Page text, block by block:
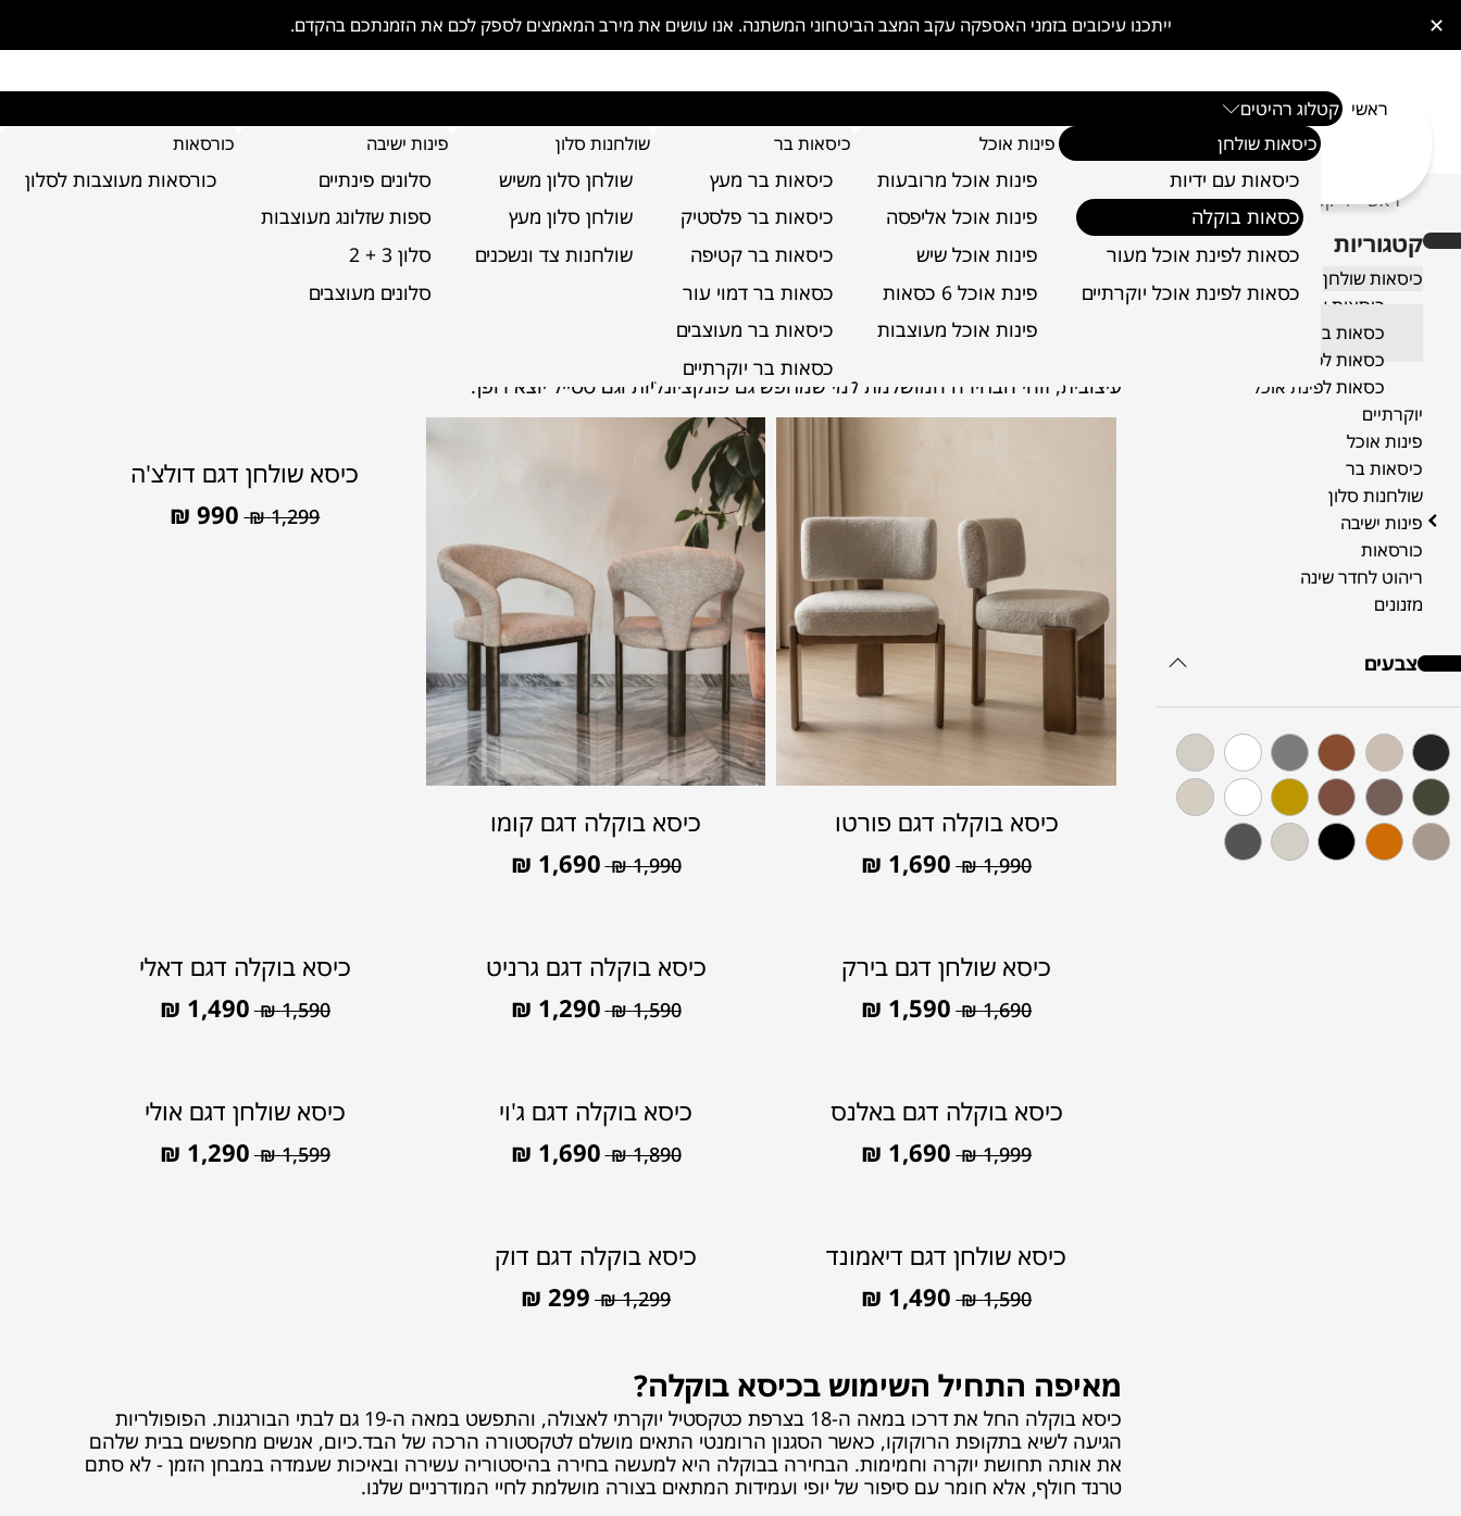
ייתכנו עיכובים בזמני האספקה עקב המצב הביטחוני המשתנה. אנו עושים את מירב המאמצים לספק לכם את הזמנתכם בהקדם. ✕
ראשי קטלוג רהיטים
כיסאות שולחן
כיסאות עם ידיות
כסאות בוקלה
כסאות לפינת אוכל מעור
כסאות לפינת אוכל יוקרתיים
פינות אוכל
פינות אוכל מרובעות
פינות אוכל אליפסה
פינות אוכל שיש
פינת אוכל 6 כסאות
פינות אוכל מעוצבות
כיסאות בר
כיסאות בר מעץ
כיסאות בר פלסטיק
כיסאות בר קטיפה
כסאות בר דמוי עור
כיסאות בר מעוצבים
כסאות בר יוקרתיים
שולחנות סלון
שולחן סלון משיש
שולחן סלון מעץ
שולחנות צד ונשכנים
פינות ישיבה
סלונים פינתיים
ספות שזלונג מעוצבות
סלון 3 + 2
סלונים מעוצבים
כורסאות
כורסאות מעוצבות לסלון
ראשי / קטלוג רהיטים / כיסאות שולחן / כסאות בוקלה
קטגוריות
כיסאות שולחן
כיסאות עם ידיות
כסאות בוקלה
כסאות לפינת אוכל מעור
כסאות לפינת אוכל
יוקרתיים
פינות אוכל
כיסאות בר
שולחנות סלון
פינות ישיבה
כורסאות
ריהוט לחדר שינה
מזנונים
צבעים
כסאות בוקלה
כסאות בוקלה הם הלהיט החם בעולם העיצוב, ולא במקרה הם משלבים חמימות, סטייל ותחושת יוקרה בכל פינת אוכל או סלון. הבד
המיוחד, בעל המרקם הרך והטקסטורה הייחודית, מעניק לכל כיסא מראה עשיר ומעניין שהופך אותו לפריט דומיננטי בחלל. אין זה
מפתיע שיותר ויותר אנשים בוחרים לשלב את הסגנון הזה בביתם, בין אם בעיצוב מודרני, כפרי או קלאסי. עם נוחות מרבית ונוכחות
עיצובית, זוהי הבחירה המושלמת למי שמחפש גם פונקציונליות וגם סטייל יוצא דופן.
כיסא בוקלה דגם פורטו
1,990
₪
1,690
₪
כיסא בוקלה דגם קומו
1,990
₪
1,690
₪
כיסא שולחן דגם דולצ'ה
1,299
₪
990
₪
כיסא שולחן דגם בירק
1,690
₪
1,590
₪
כיסא בוקלה דגם גרניט
1,590
₪
1,290
₪
כיסא בוקלה דגם דאלי
1,590
₪
1,490
₪
כיסא בוקלה דגם באלנס
1,999
₪
1,690
₪
כיסא בוקלה דגם ג'וי
1,890
₪
1,690
₪
כיסא שולחן דגם אולי
1,599
₪
1,290
₪
כיסא שולחן דגם דיאמונד
1,590
₪
1,490
₪
כיסא בוקלה דגם דוק
1,299
₪
299
₪
מאיפה התחיל השימוש בכיסא בוקלה?
כיסא בוקלה החל את דרכו במאה ה-18 בצרפת כטקסטיל יוקרתי לאצולה, והתפשט במאה ה-19 גם לבתי הבורגנות. הפופולריות
הגיעה לשיא בתקופת הרוקוקו, כאשר הסגנון הרומנטי התאים מושלם לטקסטורה הרכה של הבד.כיום, אנשים מחפשים בבית שלהם
את אותה תחושת יוקרה וחמימות. הבחירה בבוקלה היא למעשה בחירה בהיסטוריה עשירה ובאיכות שעמדה במבחן הזמן - לא סתם
טרנד חולף, אלא חומר עם סיפור של יופי ועמידות המתאים בצורה מושלמת לחיי המודרניים שלנו.